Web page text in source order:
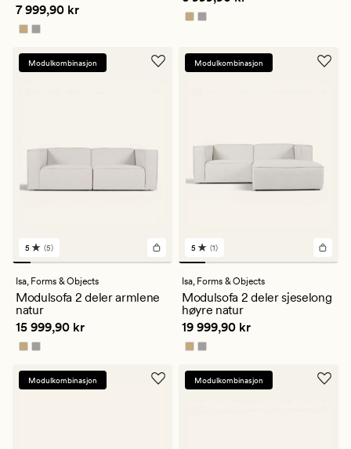
på
5
Pris 7 999,90 kr
7 999,90 kr
på
5
Modulkombinasjon
5
anmeldelser
med
en
gjennomsnittlig
vurdering
på
5
5 (5)
Isa, Forms & Objects
Modulsofa 2 deler armlene
natur
Pris 15 999,90 kr
15 999,90 kr
Modulkombinasjon
1
anmeldelser
med
en
gjennomsnittlig
vurdering
på
5
5 (1)
Isa, Forms & Objects
Modulsofa 2 deler sjeselong
høyre natur
Pris 19 999,90 kr
19 999,90 kr
Modulkombinasjon Modulkombinasjon